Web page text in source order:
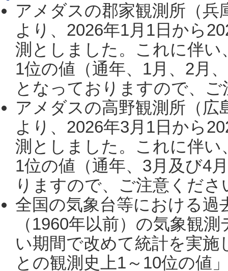
アメダスの郡家観測所（
より、2026年1月1日から
測としました。これに伴い
1位の値（通年、1月、2月
となっておりますので、
アメダスの高野観測所（
より、2026年3月1日から
測としました。これに伴い
1位の値（通年、3月及び4
りますので、ご注意くだ
全国の気象台等における過
（1960年以前）の気象観
い期間で改めて統計を実
との観測史上1～10位の値